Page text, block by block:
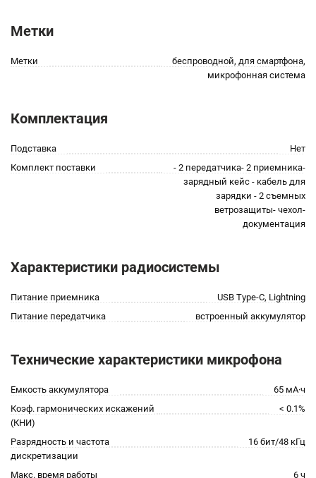
Метки
Метки
беспроводной, для смартфона,
микрофонная система
Комплектация
Подставка
Нет
Комплект поставки
- 2 передатчика- 2 приемника-
зарядный кейс - кабель для
зарядки - 2 съемных
ветрозащиты- чехол-
документация
Характеристики радиосистемы
Питание приемника
USB Type-C, Lightning
Питание передатчика
встроенный аккумулятор
Технические характеристики микрофона
Емкость аккумулятора
65 мА·ч
Коэф. гармонических искажений
(КНИ)
< 0.1%
Разрядность и частота
дискретизации
16 бит/48 кГц
Макс. время работы 6 ч